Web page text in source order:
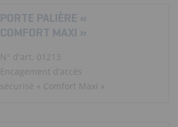
PORTE PALIÈRE «
COMFORT MAXI »
N° d'art. 01213
Encagement d’accès
sécurisé « Comfort Maxi »